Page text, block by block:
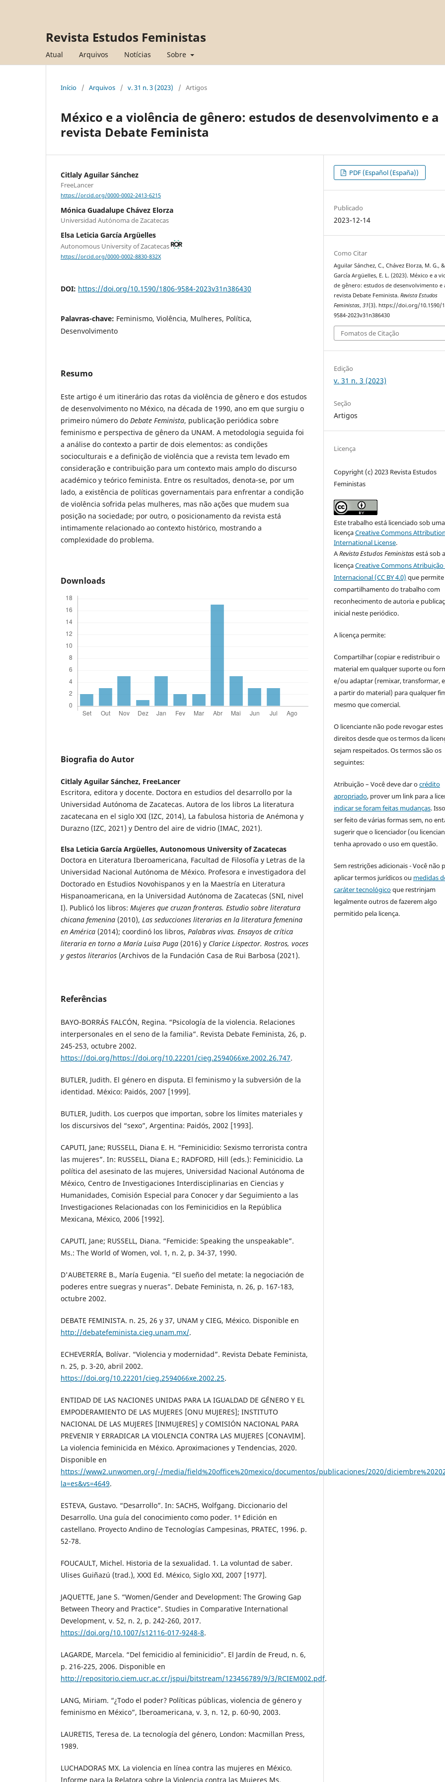
Revista Estudos Feministas
Atual Arquivos Notícias Sobre
Início / Arquivos / v. 31 n. 3 (2023) / Artigos
México e a violência de gênero: estudos de desenvolvimento e a
revista Debate Feminista
Citlaly Aguilar Sánchez
FreeLancer
https://orcid.org/0000-0002-2413-6215
Mónica Guadalupe Chávez Elorza
Universidad Autónoma de Zacatecas
Elsa Leticia García Argüelles
Autonomous University of Zacatecas
https://orcid.org/0000-0002-8830-832X
DOI: https://doi.org/10.1590/1806-9584-2023v31n386430
Palavras-chave: Feminismo, Violência, Mulheres, Política,
Desenvolvimento
Resumo
Este artigo é um itinerário das rotas da violência de gênero e dos estudos
de desenvolvimento no México, na década de 1990, ano em que surgiu o
primeiro número do Debate Feminista, publicação periódica sobre
feminismo e perspectiva de gênero da UNAM. A metodologia seguida foi
a análise do contexto a partir de dois elementos: as condições
socioculturais e a definição de violência que a revista tem levado em
consideração e contribuição para um contexto mais amplo do discurso
académico y teórico feminista. Entre os resultados, denota-se, por um
lado, a existência de políticas governamentais para enfrentar a condição
de violência sofrida pelas mulheres, mas não ações que mudem sua
posição na sociedade; por outro, o posicionamento da revista está
intimamente relacionado ao contexto histórico, mostrando a
complexidade do problema.
Downloads
Biografia do Autor
Citlaly Aguilar Sánchez, FreeLancer
Escritora, editora y docente. Doctora en estudios del desarrollo por la
Universidad Autónoma de Zacatecas. Autora de los libros La literatura
zacatecana en el siglo XXI (IZC, 2014), La fabulosa historia de Anémona y
Durazno (IZC, 2021) y Dentro del aire de vidrio (IMAC, 2021).
Elsa Leticia García Argüelles, Autonomous University of Zacatecas
Doctora en Literatura Iberoamericana, Facultad de Filosofía y Letras de la
Universidad Nacional Autónoma de México. Profesora e investigadora del
Doctorado en Estudios Novohispanos y en la Maestría en Literatura
Hispanoamericana, en la Universidad Autónoma de Zacatecas (SNI, nivel
I). Publicó los libros: Mujeres que cruzan fronteras. Estudio sobre literatura
chicana femenina (2010), Las seducciones literarias en la literatura femenina
en América (2014); coordinó los libros, Palabras vivas. Ensayos de crítica
literaria en torno a María Luisa Puga (2016) y Clarice Lispector. Rostros, voces
y gestos literarios (Archivos de la Fundación Casa de Rui Barbosa (2021).
Referências
BAYO-BORRÁS FALCÓN, Regina. “Psicología de la violencia. Relaciones
interpersonales en el seno de la familia”. Revista Debate Feminista, 26, p.
245-253, octubre 2002.
https://doi.org/https://doi.org/10.22201/cieg.2594066xe.2002.26.747.
BUTLER, Judith. El género en disputa. El feminismo y la subversión de la
identidad. México: Paidós, 2007 [1999].
BUTLER, Judith. Los cuerpos que importan, sobre los límites materiales y
los discursivos del “sexo”, Argentina: Paidós, 2002 [1993].
CAPUTI, Jane; RUSSELL, Diana E. H. “Feminicidio: Sexismo terrorista contra
las mujeres”. In: RUSSELL, Diana E.; RADFORD, Hill (eds.): Feminicidio. La
política del asesinato de las mujeres, Universidad Nacional Autónoma de
México, Centro de Investigaciones Interdisciplinarias en Ciencias y
Humanidades, Comisión Especial para Conocer y dar Seguimiento a las
Investigaciones Relacionadas con los Feminicidios en la República
Mexicana, México, 2006 [1992].
CAPUTI, Jane; RUSSELL, Diana. “Femicide: Speaking the unspeakable”.
Ms.: The World of Women, vol. 1, n. 2, p. 34-37, 1990.
D'AUBETERRE B., María Eugenia. “El sueño del metate: la negociación de
poderes entre suegras y nueras”. Debate Feminista, n. 26, p. 167-183,
octubre 2002.
DEBATE FEMINISTA. n. 25, 26 y 37, UNAM y CIEG, México. Disponible en
http://debatefeminista.cieg.unam.mx/.
ECHEVERRÍA, Bolívar. “Violencia y modernidad”. Revista Debate Feminista,
n. 25, p. 3-20, abril 2002.
https://doi.org/10.22201/cieg.2594066xe.2002.25.
ENTIDAD DE LAS NACIONES UNIDAS PARA LA IGUALDAD DE GÉNERO Y EL
EMPODERAMIENTO DE LAS MUJERES [ONU MUJERES]; INSTITUTO
NACIONAL DE LAS MUJERES [INMUJERES] y COMISIÓN NACIONAL PARA
PREVENIR Y ERRADICAR LA VIOLENCIA CONTRA LAS MUJERES [CONAVIM].
La violencia feminicida en México. Aproximaciones y Tendencias, 2020.
Disponible en
https://www2.unwomen.org/-/media/field%20office%20mexico/documentos/publicaciones/2020/
la=es&vs=4649.
ESTEVA, Gustavo. “Desarrollo”. In: SACHS, Wolfgang. Diccionario del
Desarrollo. Una guía del conocimiento como poder. 1ª Edición en
castellano. Proyecto Andino de Tecnologías Campesinas, PRATEC, 1996. p.
52-78.
FOUCAULT, Michel. Historia de la sexualidad. 1. La voluntad de saber.
Ulises Guiñazú (trad.), XXXI Ed. México, Siglo XXI, 2007 [1977].
JAQUETTE, Jane S. “Women/Gender and Development: The Growing Gap
Between Theory and Practice”. Studies in Comparative International
Development, v. 52, n. 2, p. 242-260, 2017.
https://doi.org/10.1007/s12116-017-9248-8.
LAGARDE, Marcela. “Del femicidio al feminicidio”. El Jardín de Freud, n. 6,
p. 216-225, 2006. Disponible en
http://repositorio.ciem.ucr.ac.cr/jspui/bitstream/123456789/9/3/RCIEM002.pdf.
LANG, Miriam. “¿Todo el poder? Políticas públicas, violencia de género y
feminismo en México”, Iberoamericana, v. 3, n. 12, p. 60-90, 2003.
LAURETIS, Teresa de. La tecnología del género, London: Macmillan Press,
1989.
LUCHADORAS MX. La violencia en línea contra las mujeres en México.
Informe para la Relatora sobre la Violencia contra las Mujeres Ms.
PDF (Español (España))
Publicado
2023-12-14
Como Citar
Aguilar Sánchez, C., Chávez Elorza, M. G., &
García Argüelles, E. L. (2023). México e a
de gênero: estudos de desenvolvimento e
revista Debate Feminista.Revista Estudos
Feministas,31(3). https://doi.org/10.1590/
9584-2023v31n386430
Fomatos de Citação
Edição
v. 31 n. 3 (2023)
Seção
Artigos
Licença
Copyright (c) 2023 Revista Estudos
Feministas
Este trabalho está licenciado sob uma
licençaCreative Commons
International License.
ARevista Estudos Feministasestá sob a
licençaCreative Commons Atribuição
Internacional (CC BY 4.0) que
compartilhamento do trabalho com
reconhecimento de autoria e
inicial neste periódico.
A licença permite:
Compartilhar (copiar e redistribuir o
material em qualquer suporte ou
e/ou adaptar (remixar, transformar,
a partir do material) para qualquer
mesmo que comercial.
O licenciante não pode revogar estes
direitos desde que os termos da
sejam respeitados. Os termos são os
seguintes:
Atribuição – Você deve dar ocrédito
apropriado, prover um link para a
indicar se foram feitas mudanças.
ser feito de várias formas sem, no
sugerir que o licenciador (ou
tenha aprovado o uso em questão.
Sem restrições adicionais - Você não
aplicar termos jurídicos ou medidas
caráter tecnológicoque restrinjam
legalmente outros de fazerem algo
permitido pela licença.